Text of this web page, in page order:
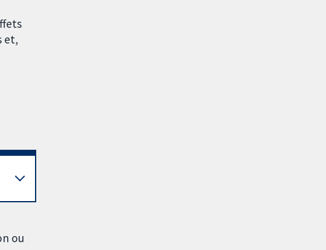
et,
ou